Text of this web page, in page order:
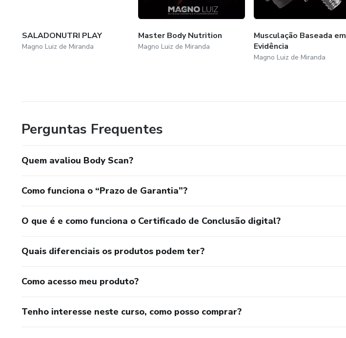
SALADONUTRI PLAY
Magno Luiz de Miranda
Master Body Nutrition
Magno Luiz de Miranda
Musculação Baseada em
Evidência
Magno Luiz de Miranda
Perguntas Frequentes
Quem avaliou Body Scan?
Como funciona o “Prazo de Garantia”?
O que é e como funciona o Certificado de Conclusão digital?
Quais diferenciais os produtos podem ter?
Como acesso meu produto?
Tenho interesse neste curso, como posso comprar?